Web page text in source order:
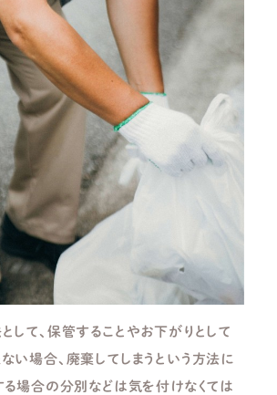
して、保管することやお下がりとして
い場合、廃棄してしまうという方法に
る場合の分別などは気を付けなくては